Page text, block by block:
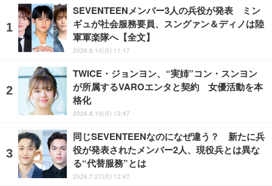
SEVENTEENメンバー3人の兵役が発表 ミン
ギュが社会服務要員、スングァン＆ディノは陸
軍軍楽隊へ【全文】
2026.8.10(月) 11:17
TWICE・ジョンヨン、“実姉”コン・スンヨン
が所属するVAROエンタと契約 女優活動を本
格化
2026.8.10(月) 13:47
同じSEVENTEENなのになぜ違う？ 新たに兵
役が発表されたメンバー2人、現役兵とは異な
る“代替服務”とは
2026.7.27(月) 12:47